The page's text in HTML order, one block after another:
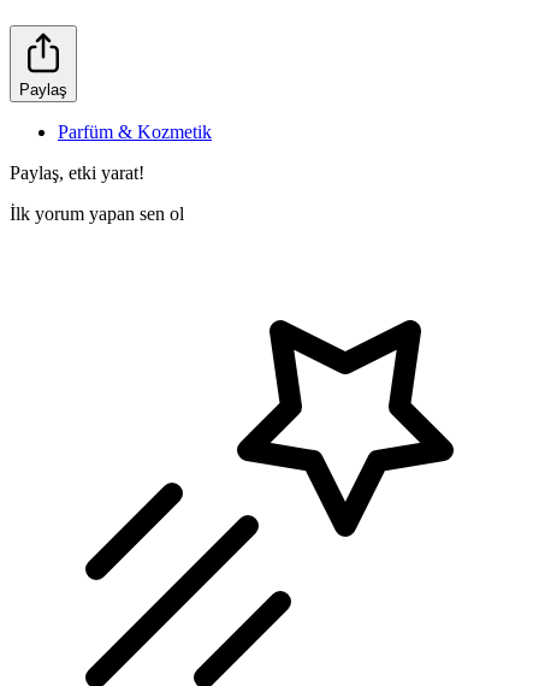
Paylaş
Parfüm & Kozmetik
Paylaş, etki yarat!
İlk yorum yapan sen ol